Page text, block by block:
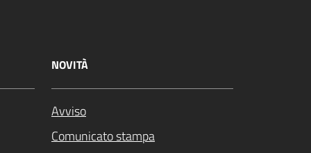
NOVITÀ
Avviso
Comunicato stampa